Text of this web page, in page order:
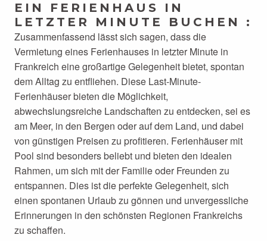
EIN FERIENHAUS IN
LETZTER MINUTE BUCHEN :
Zusammenfassend lässt sich sagen, dass die
Vermietung eines Ferienhauses in letzter Minute in
Frankreich eine großartige Gelegenheit bietet, spontan
dem Alltag zu entfliehen. Diese Last-Minute-
Ferienhäuser bieten die Möglichkeit,
abwechslungsreiche Landschaften zu entdecken, sei es
am Meer, in den Bergen oder auf dem Land, und dabei
von günstigen Preisen zu profitieren. Ferienhäuser mit
Pool sind besonders beliebt und bieten den idealen
Rahmen, um sich mit der Familie oder Freunden zu
entspannen. Dies ist die perfekte Gelegenheit, sich
einen spontanen Urlaub zu gönnen und unvergessliche
Erinnerungen in den schönsten Regionen Frankreichs
zu schaffen.